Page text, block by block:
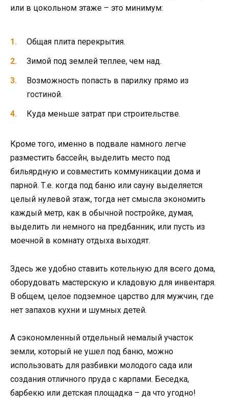
или в цокольном этаже – это минимум:
Общая плита перекрытия.
Зимой под землей теплее, чем над.
Возможность попасть в парилку прямо из
гостиной.
Куда меньше затрат при строительстве.
Кроме того, именно в подвале намного легче
разместить бассейн, выделить место под
бильярдную и совместить коммуникации дома и
парной. Т.е. когда под баню или сауну выделяется
целый нулевой этаж, тогда нет смысла экономить
каждый метр, как в обычной постройке, думая,
выделить ли немного на предбанник, или пусть из
моечной в комнату отдыха выходят.
Здесь же удобно ставить котельную для всего дома,
оборудовать мастерскую и кладовую для инвентаря.
В общем, целое подземное царство для мужчин, где
нет запахов кухни и шумных детей.
А сэкономленный отдельный немалый участок
земли, который не ушел под баню, можно
использовать для разбивки молодого сада или
создания отличного пруда с карпами. Беседка,
барбекю или детская площадка – да что угодно!